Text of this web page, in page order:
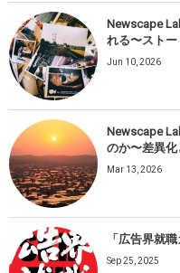
Newscape
れる〜スト
Jun 10, 2026
Newscape
のか〜差異
Mar 13, 2026
「広告界就
Sep 25, 2025